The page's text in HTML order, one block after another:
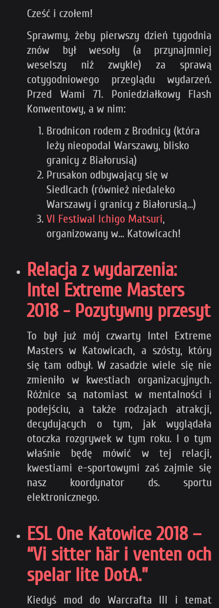
Cześć i czołem!
Sprawmy, żeby pierwszy dzień tygodnia
znów był wesoły (a przynajmniej
weselszy niż zwykle) za sprawą
cotygodniowego przeglądu wydarzeń.
Przed Wami 71. Poniedziałkowy Flash
Konwentowy, a w nim:
Brodnicon rodem z Brodnicy (która
leży nieopodal Warszawy, blisko
granicy z Białorusią)
Prusakon odbywający się w
Siedlcach (również niedaleko
Warszawy i granicy z Białorusią...)
VI Festiwal Ichigo Matsuri,
organizowany w... Katowicach!
Relacja z wydarzenia:
Intel Extreme Masters
2018 - Pozytywny przesyt
To był już mój czwarty Intel Extreme
Masters w Katowicach, a szósty, który
się tam odbył. W zasadzie wiele się nie
zmieniło w kwestiach organizacyjnych.
Różnice są natomiast w mentalności i
podejściu, a także rodzajach atrakcji,
decydujących o tym, jak wyglądała
otoczka rozgrywek w tym roku. I o tym
właśnie będę mówić w tej relacji,
kwestiami e-sportowymi zaś zajmie się
nasz koordynator ds. sportu
elektronicznego.
ESL One Katowice 2018 –
“Vi sitter här i venten och
spelar lite DotA.”
Kiedyś mod do Warcrafta III i temat